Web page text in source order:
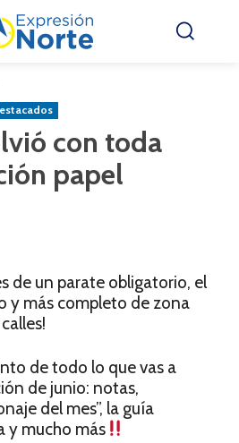
con toda
papel
de un parate obligatorio, el
y más completo de zona
de todo lo que vas a
de junio: notas,
del mes”, la guía
y mucho más